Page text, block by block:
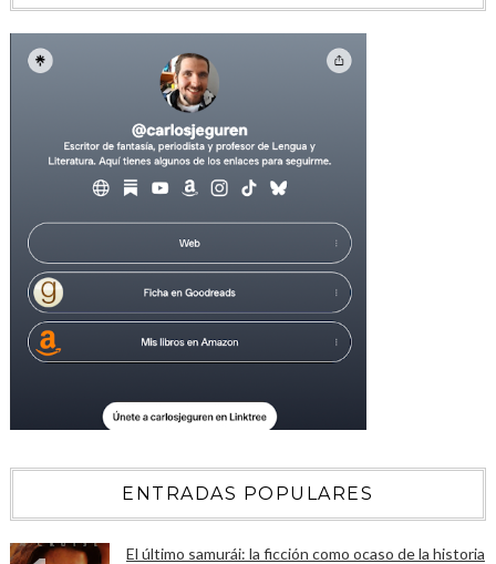
ENTRADAS POPULARES
El último samurái: la ficción como ocaso de la historia